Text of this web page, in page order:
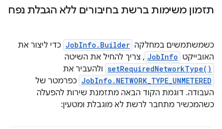
תזמון משימות ברשת בחיבורים ללא הגבלת נפח
כשמשתמשים במחלקה JobInfo.Builder כדי ליצור את
האובייקט JobInfo , צריך להחיל את השיטה
setRequiredNetworkType() ולהעביר את
JobInfo.NETWORK_TYPE_UNMETERED כפרמטר של
העבודה. דוגמת הקוד הבאה מתזמנת שירות להפעלה
כשהמכשיר מתחבר לרשת לא מוגבלת ומטעין: